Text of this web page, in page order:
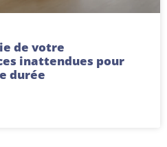
de votre
inattendues pour
durée